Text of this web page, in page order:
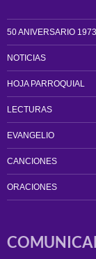
50 ANIVERSARIO
NOTICIAS
HOJA PARROQUIAL
LECTURAS
EVANGELIO
CANCIONES
ORACIONES